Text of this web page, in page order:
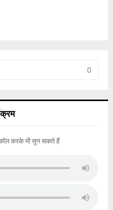
C
करके भी सुन सकते हैं